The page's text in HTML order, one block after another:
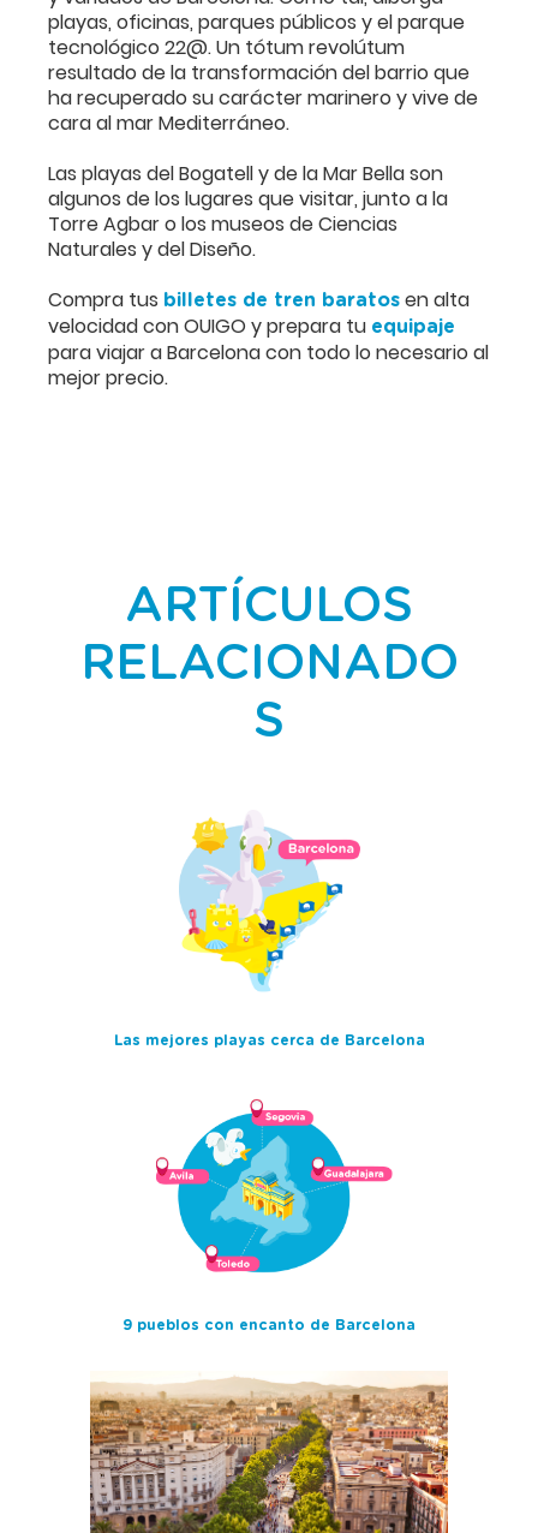
playas, oficinas, parques públicos y el parque
tecnológico 22@. Un tótum revolútum
resultado de la transformación del barrio que
ha recuperado su carácter marinero y vive de
cara al mar Mediterráneo.
Las playas del Bogatell y de la Mar Bella son
algunos de los lugares que visitar, junto a la
Torre Agbar o los museos de Ciencias
Naturales y del Diseño.
Compra tus billetes de tren baratos en alta
velocidad con OUIGO y prepara tu equipaje
para viajar a Barcelona con todo lo necesario al
mejor precio.
ARTÍCULOS
RELACIONADO
S
Las mejores playas cerca de Barcelona
9 pueblos con encanto de Barcelona